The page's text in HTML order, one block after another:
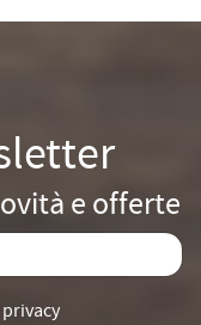
e offerte